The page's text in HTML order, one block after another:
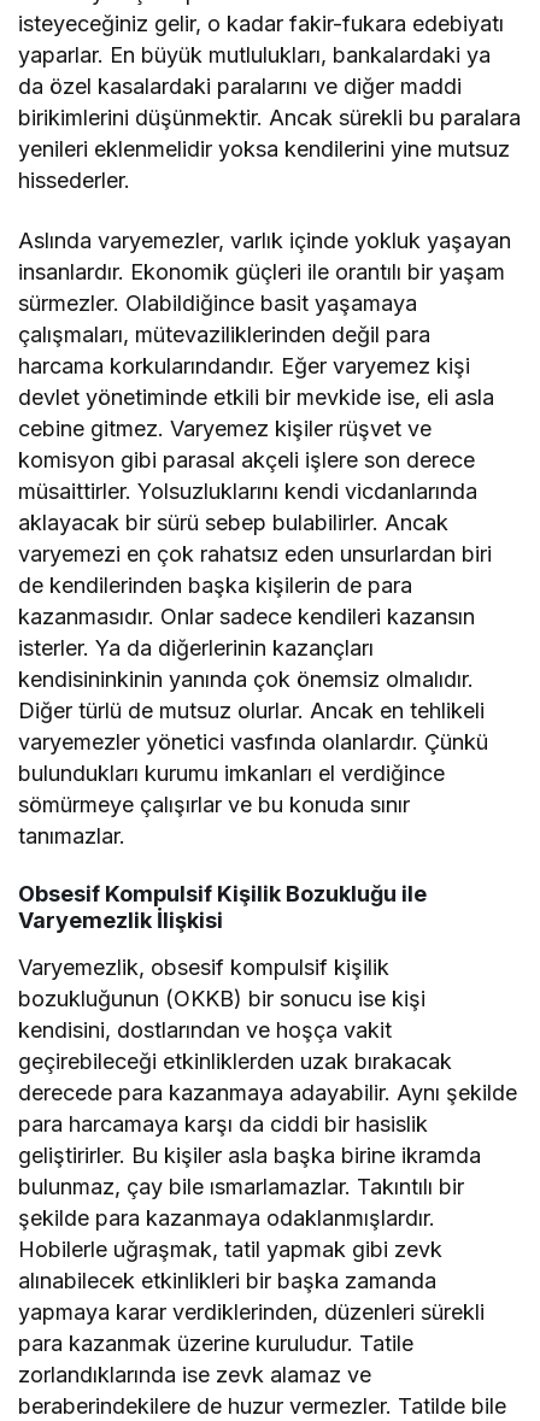
isteyeceğiniz gelir, o kadar fakir-fukara edebiyatı
yaparlar. En büyük mutlulukları, bankalardaki ya
da özel kasalardaki paralarını ve diğer maddi
birikimlerini düşünmektir. Ancak sürekli bu paralara
yenileri eklenmelidir yoksa kendilerini yine mutsuz
hissederler.
Aslında varyemezler, varlık içinde yokluk yaşayan
insanlardır. Ekonomik güçleri ile orantılı bir yaşam
sürmezler. Olabildiğince basit yaşamaya
çalışmaları, mütevaziliklerinden değil para
harcama korkularındandır. Eğer varyemez kişi
devlet yönetiminde etkili bir mevkide ise, eli asla
cebine gitmez. Varyemez kişiler rüşvet ve
komisyon gibi parasal akçeli işlere son derece
müsaittirler. Yolsuzluklarını kendi vicdanlarında
aklayacak bir sürü sebep bulabilirler. Ancak
varyemezi en çok rahatsız eden unsurlardan biri
de kendilerinden başka kişilerin de para
kazanmasıdır. Onlar sadece kendileri kazansın
isterler. Ya da diğerlerinin kazançları
kendisininkinin yanında çok önemsiz olmalıdır.
Diğer türlü de mutsuz olurlar. Ancak en tehlikeli
varyemezler yönetici vasfında olanlardır. Çünkü
bulundukları kurumu imkanları el verdiğince
sömürmeye çalışırlar ve bu konuda sınır
tanımazlar.
Obsesif Kompulsif Kişilik Bozukluğu ile
Varyemezlik İlişkisi
Varyemezlik, obsesif kompulsif kişilik
bozukluğunun (OKKB) bir sonucu ise kişi
kendisini, dostlarından ve hoşça vakit
geçirebileceği etkinliklerden uzak bırakacak
derecede para kazanmaya adayabilir. Aynı şekilde
para harcamaya karşı da ciddi bir hasislik
geliştirirler. Bu kişiler asla başka birine ikramda
bulunmaz, çay bile ısmarlamazlar. Takıntılı bir
şekilde para kazanmaya odaklanmışlardır.
Hobilerle uğraşmak, tatil yapmak gibi zevk
alınabilecek etkinlikleri bir başka zamanda
yapmaya karar verdiklerinden, düzenleri sürekli
para kazanmak üzerine kuruludur. Tatile
zorlandıklarında ise zevk alamaz ve
beraberindekilere de huzur vermezler. Tatilde bile